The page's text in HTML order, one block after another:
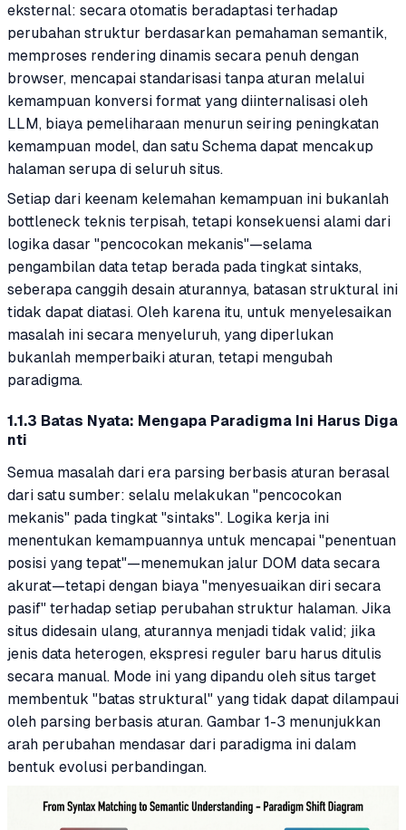
eksternal: secara otomatis beradaptasi terhadap
perubahan struktur berdasarkan pemahaman semantik,
memproses rendering dinamis secara penuh dengan
browser, mencapai standarisasi tanpa aturan melalui
kemampuan konversi format yang diinternalisasi oleh
LLM, biaya pemeliharaan menurun seiring peningkatan
kemampuan model, dan satu Schema dapat mencakup
halaman serupa di seluruh situs.
Setiap dari keenam kelemahan kemampuan ini bukanlah
bottleneck teknis terpisah, tetapi konsekuensi alami dari
logika dasar "pencocokan mekanis"—selama
pengambilan data tetap berada pada tingkat sintaks,
seberapa canggih desain aturannya, batasan struktural ini
tidak dapat diatasi. Oleh karena itu, untuk menyelesaikan
masalah ini secara menyeluruh, yang diperlukan
bukanlah memperbaiki aturan, tetapi mengubah
paradigma.
1.1.3 Batas Nyata: Mengapa Paradigma Ini Harus Diga
nti
Semua masalah dari era parsing berbasis aturan berasal
dari satu sumber: selalu melakukan "pencocokan
mekanis" pada tingkat "sintaks". Logika kerja ini
menentukan kemampuannya untuk mencapai "penentuan
posisi yang tepat"—menemukan jalur DOM data secara
akurat—tetapi dengan biaya "menyesuaikan diri secara
pasif" terhadap setiap perubahan struktur halaman. Jika
situs didesain ulang, aturannya menjadi tidak valid; jika
jenis data heterogen, ekspresi reguler baru harus ditulis
secara manual. Mode ini yang dipandu oleh situs target
membentuk "batas struktural" yang tidak dapat dilampaui
oleh parsing berbasis aturan. Gambar 1-3 menunjukkan
arah perubahan mendasar dari paradigma ini dalam
bentuk evolusi perbandingan.